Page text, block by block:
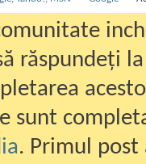
răspundeți
sunt
. Primul